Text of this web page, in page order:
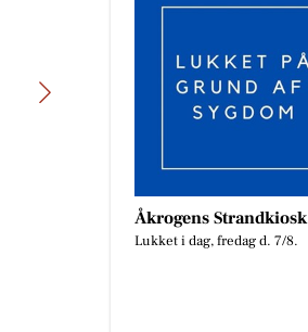
Åkrogens Strandkiosk
Lukket i dag, fredag d. 7/8.